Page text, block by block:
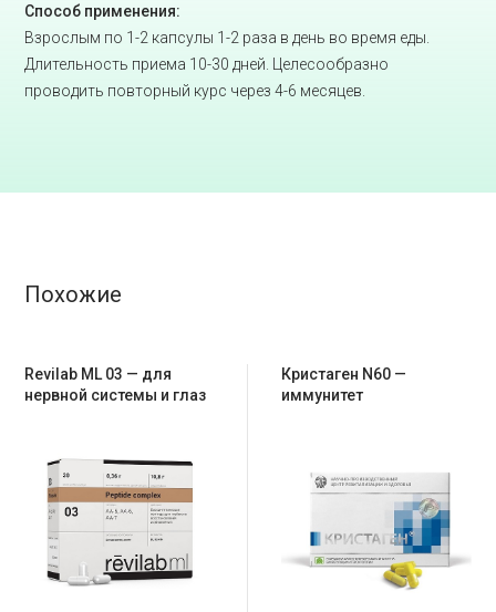
Способ применения:
Взрослым по 1-2 капсулы 1-2 раза в день во время еды.
Длительность приема 10-30 дней. Целесообразно
проводить повторный курс через 4-6 месяцев.
Похожие
Revilab ML 03 — для
нервной системы и глаз
Кристаген N60 —
иммунитет